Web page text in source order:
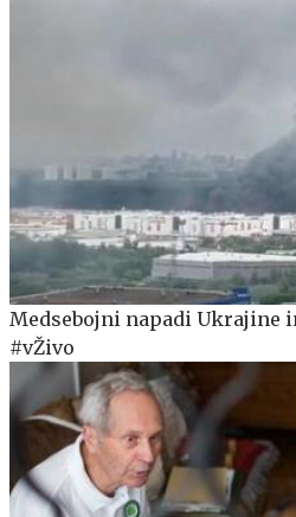
Medsebojni napadi Ukrajine
#vŽivo